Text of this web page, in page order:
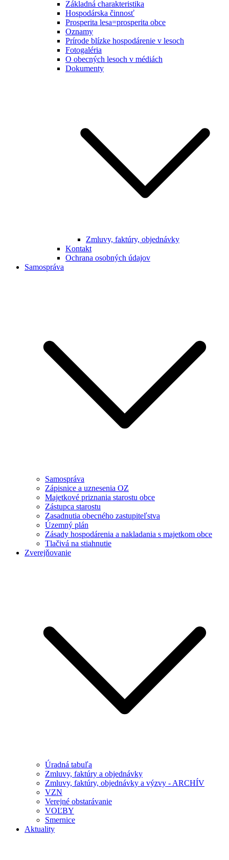
Základná charakteristika
Hospodárska činnosť
Prosperita lesa=prosperita obce
Oznamy
Prírode blízke hospodárenie v lesoch
Fotogaléria
O obecných lesoch v médiách
Dokumenty
Zmluvy, faktúry, objednávky
Kontakt
Ochrana osobných údajov
Samospráva
Samospráva
Zápisnice a uznesenia OZ
Majetkové priznania starostu obce
Zástupca starostu
Zasadnutia obecného zastupiteľstva
Územný plán
Zásady hospodárenia a nakladania s majetkom obce
Tlačivá na stiahnutie
Zverejňovanie
Úradná tabuľa
Zmluvy, faktúry a objednávky
Zmluvy, faktúry, objednávky a výzvy - ARCHÍV
VZN
Verejné obstarávanie
VOĽBY
Smernice
Aktuality